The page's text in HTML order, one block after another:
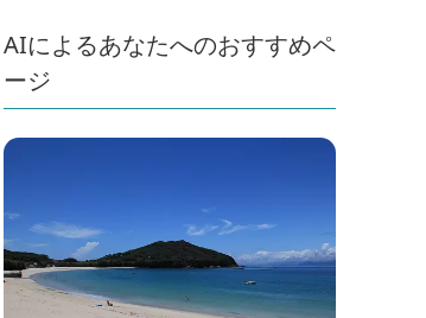
AIによるあなたへのおすすめペ
ージ